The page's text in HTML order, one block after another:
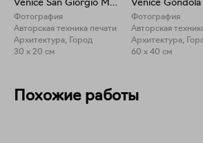
Venice San Giorgio Maggiore
Фотография
Авторская техника печати
Архитектура, Город
30 x 20 см
Venice Góndola
Фотография
Авторская
Архитектура,
60 x 40 см
Похожие работы